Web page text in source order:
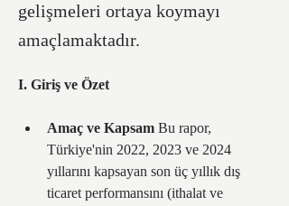
gelişmeleri ortaya koymayı
amaçlamaktadır.
I. Giriş ve Özet
Amaç ve Kapsam Bu rapor,
Türkiye'nin 2022, 2023 ve 2024
yıllarını kapsayan son üç yıllık dış
ticaret performansını (ithalat ve